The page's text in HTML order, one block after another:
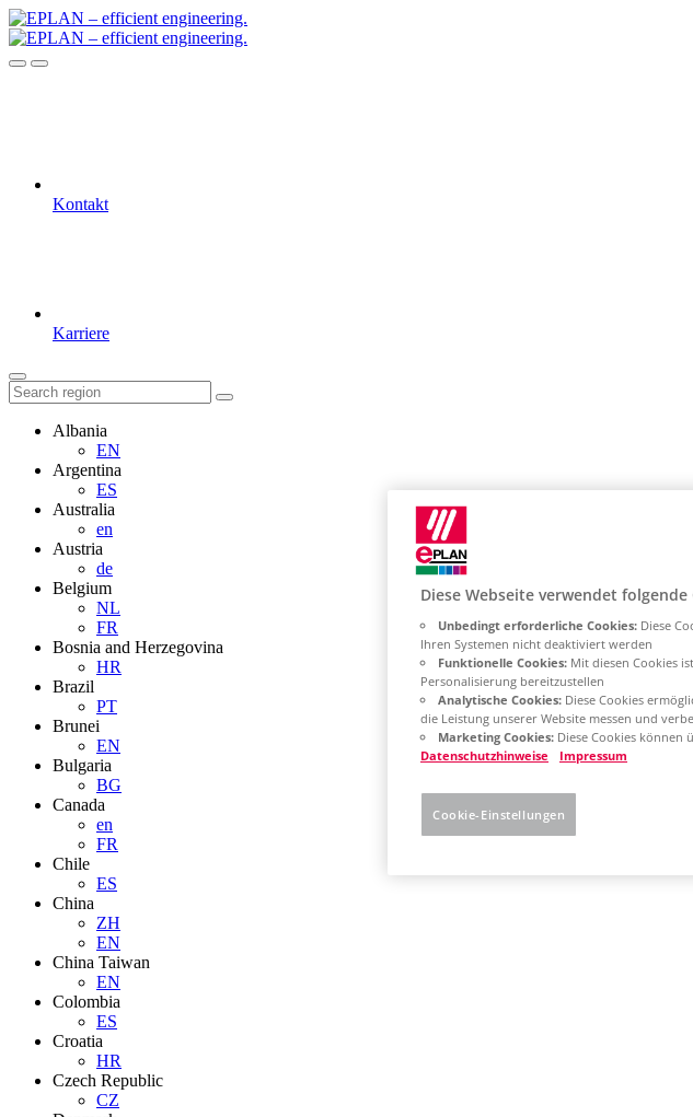
Kontakt
Karriere
Albania
EN
Argentina
ES
Australia
en
Austria
de
Belgium
NL
FR
Bosnia and Herzegovina
HR
Brazil
PT
Brunei
EN
Bulgaria
BG
Canada
en
FR
Chile
ES
China
ZH
EN
China Taiwan
EN
Colombia
ES
Croatia
HR
Czech Republic
CZ
Diese Webseite verwendet folgende
Unbedingt erforderliche Cookies: Diese
Ihren Systemen nicht deaktiviert werden
Funktionelle Cookies: Mit diesen Cookies
Personalisierung bereitzustellen
Analytische Cookies: Diese Cookies
die Leistung unserer Website messen und
Marketing Cookies: Diese Cookies können
Datenschutzhinweise
Impressum
Cookie-Einstellungen